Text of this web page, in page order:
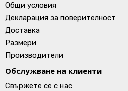
Общи условия
Декларация за поверителност
Доставка
Размери
Производители
Обслужване на клиенти
Свържете се с нас